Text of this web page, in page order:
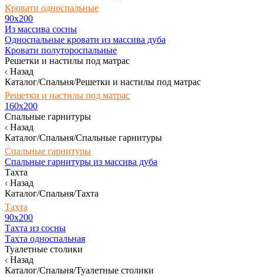
Кровати односпальные
90х200
Из массива сосны
Односпальные кровати из массива дуба
Кровати полутороспальные
Решетки и настилы под матрас
Назад
Каталог/Спальня/Решетки и настилы под матрас
Решетки и настилы под матрас
160х200
Спальные гарнитуры
Назад
Каталог/Спальня/Спальные гарнитуры
Спальные гарнитуры
Спальные гарнитуры из массива дуба
Тахта
Назад
Каталог/Спальня/Тахта
Тахта
90х200
Тахта из сосны
Тахта односпальная
Туалетные столики
Назад
Каталог/Спальня/Туалетные столики